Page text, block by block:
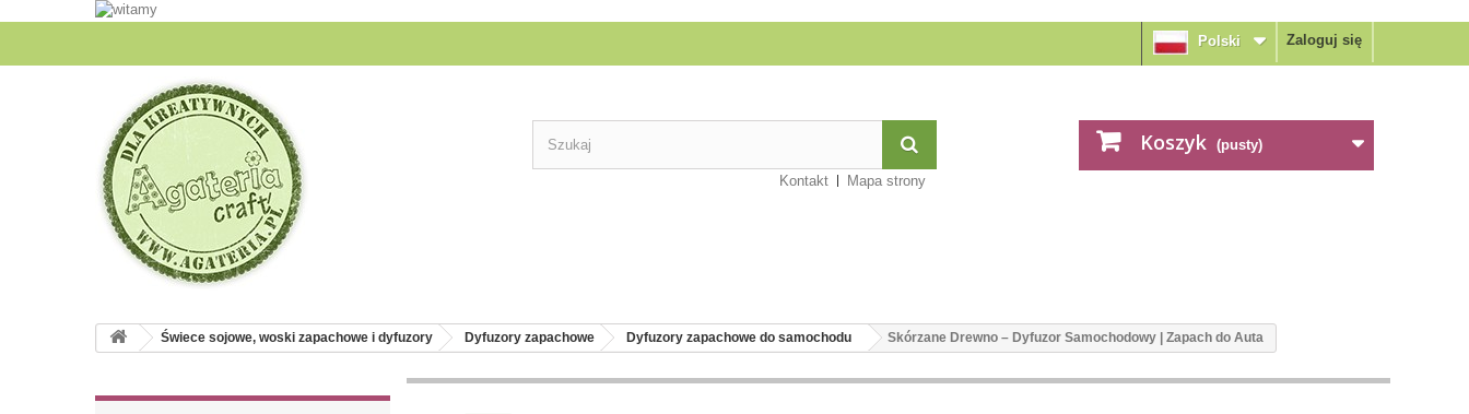
Zaloguj się
Polski
Koszyk (pusty)
Kontakt Mapa strony
Świece sojowe, woski zapachowe i dyfuzory Dyfuzory zapachowe Dyfuzory zapachowe do samochodu Skórzane Drewno – Dyfuzor Samochodowy | Zapach do Auta